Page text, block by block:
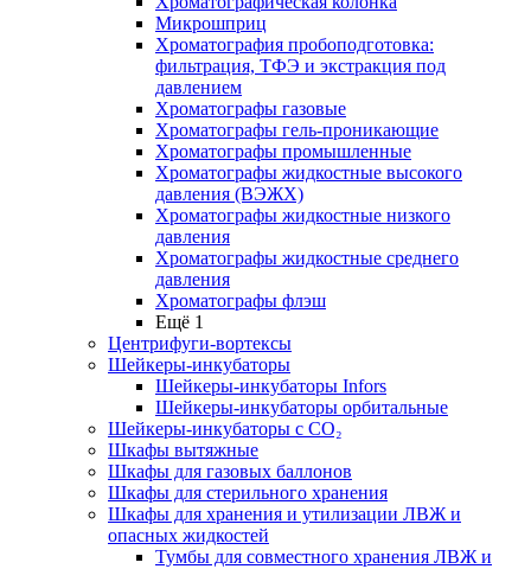
Микрошприц
Хроматография пробоподготовка:
фильтрация, ТФЭ и экстракция под
давлением
Хроматографы газовые
Хроматографы гель-проникающие
Хроматографы промышленные
Хроматографы жидкостные высокого
давления (ВЭЖХ)
Хроматографы жидкостные низкого
давления
Хроматографы жидкостные среднего
давления
Хроматографы флэш
Ещё 1
Центрифуги-вортексы
Шейкеры-инкубаторы
Шейкеры-инкубаторы Infors
Шейкеры-инкубаторы орбитальные
Шейкеры-инкубаторы с CО₂
Шкафы вытяжные
Шкафы для газовых баллонов
Шкафы для стерильного хранения
Шкафы для хранения и утилизации ЛВЖ и
опасных жидкостей
Тумбы для совместного хранения ЛВЖ и